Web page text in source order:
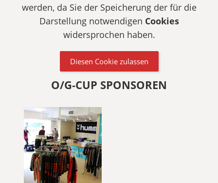
werden, da Sie der Speicherung der für die
Darstellung notwendigen Cookies
widersprochen haben.
Diesen Cookie zulassen
O/G-CUP SPONSOREN